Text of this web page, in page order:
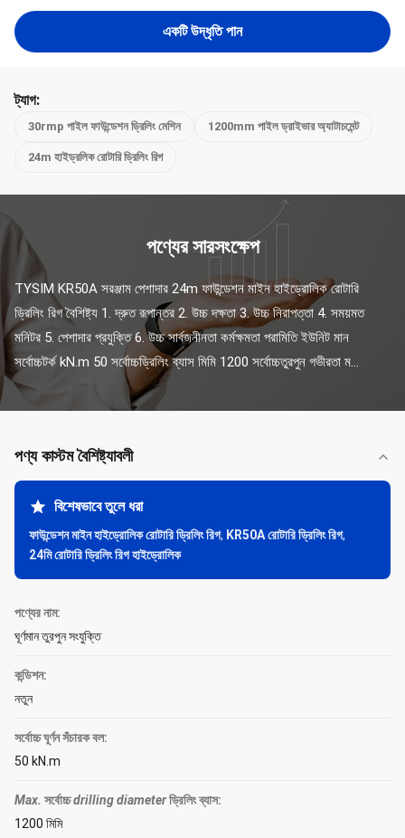
একটি উদ্ধৃতি পান
ট্যাগ:
30rmp পাইল ফাউন্ডেশন ড্রিলিং মেশিন 1200mm পাইল ড্রাইভার অ্যাটাচমেন্ট
24m হাইড্রলিক রোটারি ড্রিলিং রিগ
পণ্যের সারসংক্ষেপ
TYSIM KR50A সরঞ্জাম পেশাদার 24m ফাউন্ডেশন মাইন হাইড্রোলিক রোটারি
ড্রিলিং রিগ বৈশিষ্ট্য 1. দ্রুত রূপান্তর 2. উচ্চ দক্ষতা 3. উচ্চ নিরাপত্তা 4. সময়মত
মনিটর 5. পেশাদার প্রযুক্তি 6. উচ্চ সার্বজনীনতা কর্মক্ষমতা পরামিতি ইউনিট মান
সর্বোচ্চটর্ক kN.m 50 সর্বোচ্চড্রিলিং ব্যাস মিমি 1200 সর্বোচ্চতুরপুন গভীরতা ম...
পণ্য কাস্টম বৈশিষ্ট্যাবলী
বিশেষভাবে তুলে ধরা
ফাউন্ডেশন মাইন হাইড্রোলিক রোটারি ড্রিলিং রিগ, KR50A রোটারি ড্রিলিং রিগ,
24মি রোটারি ড্রিলিং রিগ হাইড্রোলিক
পণ্যের নাম:
ঘূর্ণমান তুরপুন সংযুক্তি
কন্ডিশন:
নতুন
সর্বোচ্চ ঘূর্ণন সঁচারক বল:
50 kN.m
Max. সর্বোচ্চdrilling diameterড্রিলিং ব্যাস:
1200 মিমি